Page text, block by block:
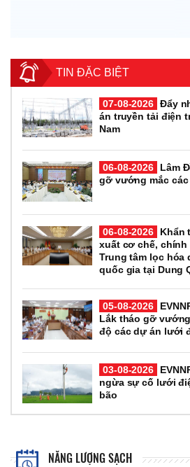
TIN ĐẶC BIỆT
07-08-2026 Đẩy
án truyền tải điện
Nam
06-08-2026
Lâm
gỡ vướng mắc
06-08-2026
Khẩn
xuất cơ chế, chính
Trung tâm lọc hóa
quốc gia tại Dung
05-08-2026
Lắk tháo gỡ
độ các dự án lưới
03-08-2026
ngừa sự cố lưới
bão
NĂNG LƯỢNG SẠCH